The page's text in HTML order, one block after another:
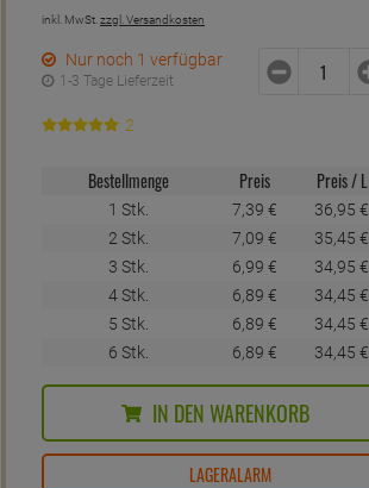
inkl. MwSt. zzgl. Versandkosten
Nur noch 1 verfügbar
1-3 Tage Lieferzeit
2
Bestellmenge Preis Preis / L
1 Stk. 7, 39 € 36, 95 €
2 Stk.
7, 09 € 35, 45 €
3 Stk.
6, 99 € 34,95 €
4 Stk.
6, 89 € 34,45 €
5 Stk.
6, 89 € 34,45 €
6 Stk.
6, 89 € 34,45 €
IN DEN WARENKORB
LAGERALARM